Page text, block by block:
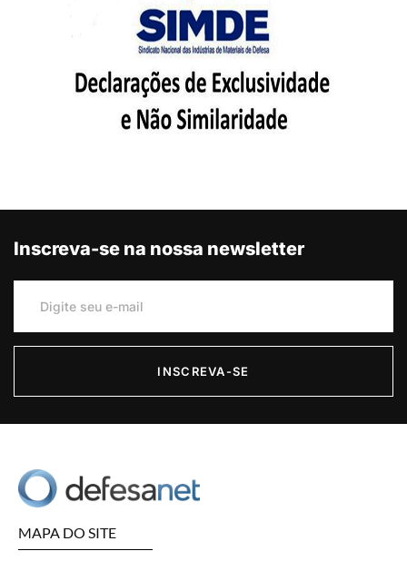
Inscreva-se na nossa newsletter
INSCREVA-SE
MAPA DO SITE